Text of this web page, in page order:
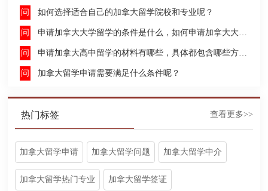
如何选择适合自己的加拿大留学院校和专业呢？
申请加拿大大学留学的条件是什么，如何申请加拿大大学留学，留学的费用及签证申请流程是什么？
申请加拿大高中留学的材料有哪些，具体都包含哪些方面呢？
加拿大留学申请需要满足什么条件呢？
热门标签 查看更多>>
加拿大留学申请 加拿大留学问题 加拿大留学中介
加拿大留学热门专业 加拿大留学签证